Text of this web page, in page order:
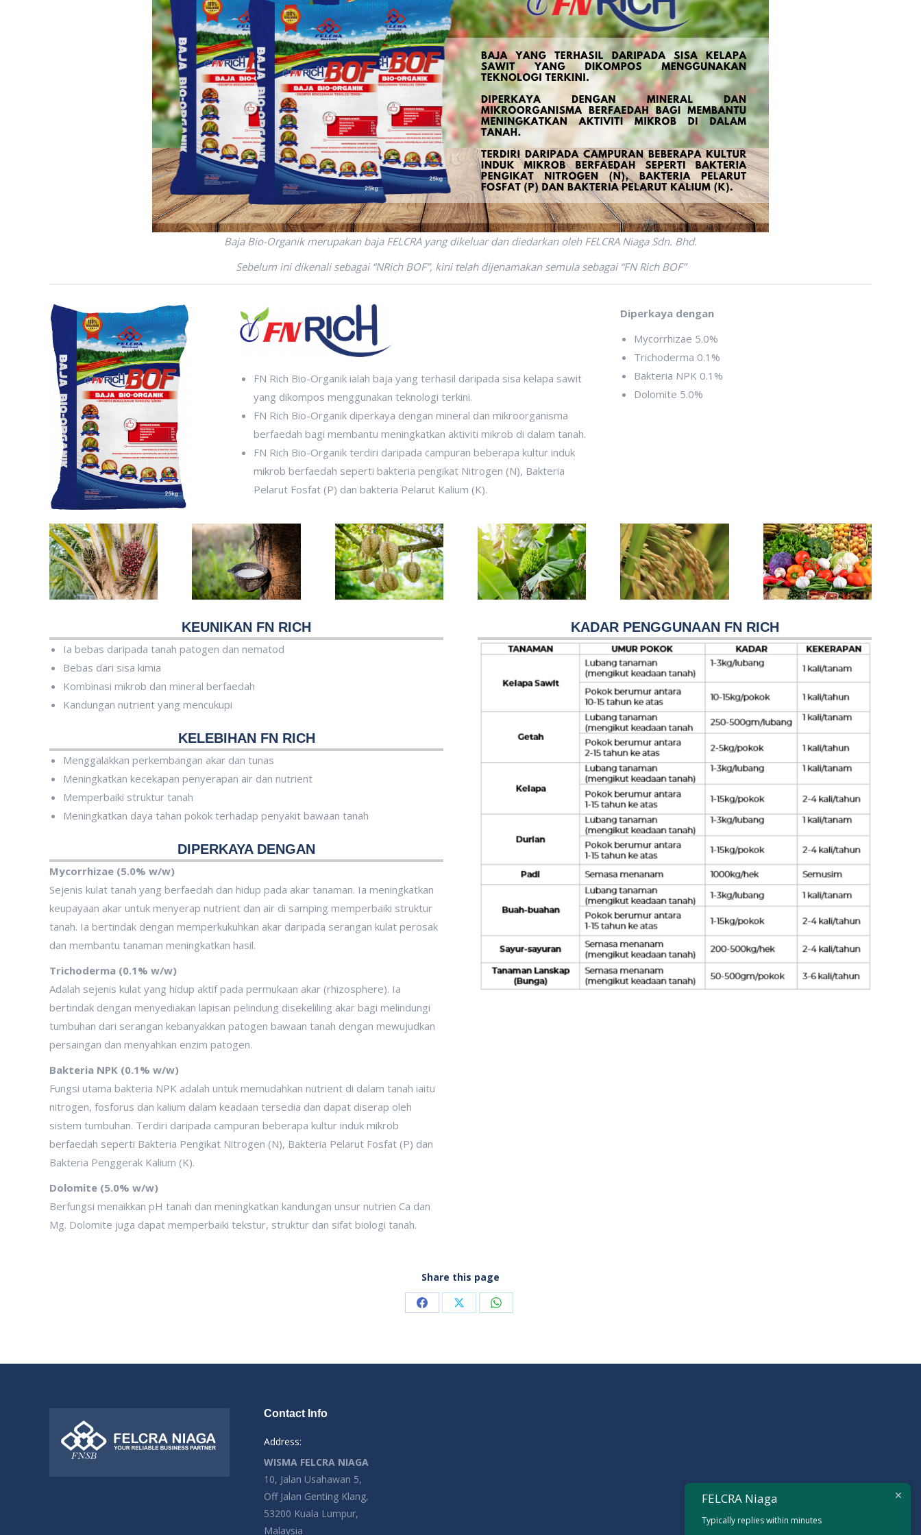
Baja Bio-Organik merupakan baja FELCRA yang dikeluar dan diedarkan oleh FELCRA Niaga Sdn. Bhd.
Sebelum ini dikenali sebagai “NRich BOF”, kini telah dijenamakan semula sebagai “FN Rich BOF”
FN Rich Bio-Organik ialah baja yang terhasil daripada sisa kelapa sawit
yang dikompos menggunakan teknologi terkini.
FN Rich Bio-Organik diperkaya dengan mineral dan mikroorganisma
berfaedah bagi membantu meningkatkan aktiviti mikrob di dalam tanah.
FN Rich Bio-Organik terdiri daripada campuran beberapa kultur induk
mikrob berfaedah seperti bakteria pengikat Nitrogen (N), Bakteria
Pelarut Fosfat (P) dan bakteria Pelarut Kalium (K).
Diperkaya dengan
Mycorrhizae 5.0%
Trichoderma 0.1%
Bakteria NPK 0.1%
Dolomite 5.0%
KEUNIKAN FN RICH
Ia bebas daripada tanah patogen dan nematod
Bebas dari sisa kimia
Kombinasi mikrob dan mineral berfaedah
Kandungan nutrient yang mencukupi
KELEBIHAN FN RICH
Menggalakkan perkembangan akar dan tunas
Meningkatkan kecekapan penyerapan air dan nutrient
Memperbaiki struktur tanah
Meningkatkan daya tahan pokok terhadap penyakit bawaan tanah
DIPERKAYA DENGAN
Mycorrhizae (5.0% w/w)
Sejenis kulat tanah yang berfaedah dan hidup pada akar tanaman. Ia meningkatkan
keupayaan akar untuk menyerap nutrient dan air di samping memperbaiki struktur
tanah. Ia bertindak dengan memperkukuhkan akar daripada serangan kulat perosak
dan membantu tanaman meningkatkan hasil.
Trichoderma (0.1% w/w)
Adalah sejenis kulat yang hidup aktif pada permukaan akar (rhizosphere). Ia
bertindak dengan menyediakan lapisan pelindung disekeliling akar bagi melindungi
tumbuhan dari serangan kebanyakkan patogen bawaan tanah dengan mewujudkan
persaingan dan menyahkan enzim patogen.
Bakteria NPK (0.1% w/w)
Fungsi utama bakteria NPK adalah untuk memudahkan nutrient di dalam tanah iaitu
nitrogen, fosforus dan kalium dalam keadaan tersedia dan dapat diserap oleh
sistem tumbuhan. Terdiri daripada campuran beberapa kultur induk mikrob
berfaedah seperti Bakteria Pengikat Nitrogen (N), Bakteria Pelarut Fosfat (P) dan
Bakteria Penggerak Kalium (K).
Dolomite (5.0% w/w)
Berfungsi menaikkan pH tanah dan meningkatkan kandungan unsur nutrien Ca dan
Mg. Dolomite juga dapat memperbaiki tekstur, struktur dan sifat biologi tanah.
KADAR PENGGUNAAN FN RICH
Share this page
Share Share Share
Contact Info
Address:
WISMA FELCRA NIAGA
10, Jalan Usahawan 5,
Off Jalan Genting Klang,
53200 Kuala Lumpur,
Malaysia
FELCRA Niaga
Typically replies within minutes